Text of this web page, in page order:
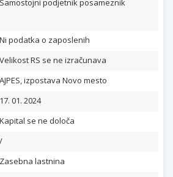
Samostojni podjetnik posameznik
Ni podatka o zaposlenih
Velikost RS se ne izračunava
AJPES, izpostava Novo mesto
17. 01. 2024
Kapital se ne določa
/
Zasebna lastnina